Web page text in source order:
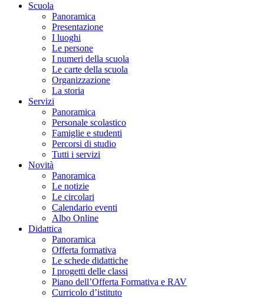
Scuola
Panoramica
Presentazione
I luoghi
Le persone
I numeri della scuola
Le carte della scuola
Organizzazione
La storia
Servizi
Panoramica
Personale scolastico
Famiglie e studenti
Percorsi di studio
Tutti i servizi
Novità
Panoramica
Le notizie
Le circolari
Calendario eventi
Albo Online
Didattica
Panoramica
Offerta formativa
Le schede didattiche
I progetti delle classi
Piano dell’Offerta Formativa e RAV
Curricolo d’istituto